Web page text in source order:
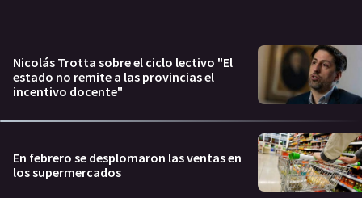
Nicolás Trotta sobre el ciclo lectivo "El
estado no remite a las provincias el
incentivo docente"
En febrero se desplomaron las ventas en
los supermercados